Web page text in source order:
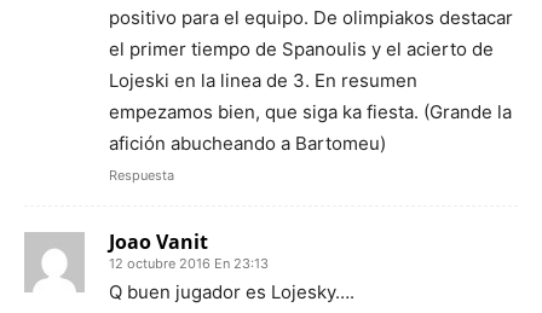
positivo para el equipo. De olimpiakos destacar
el primer tiempo de Spanoulis y el acierto de
Lojeski en la linea de 3. En resumen
empezamos bien, que siga ka fiesta. (Grande la
afición abucheando a Bartomeu)
Respuesta
Joao Vanit
12 octubre 2016 En 23:13
Q buen jugador es Lojesky….